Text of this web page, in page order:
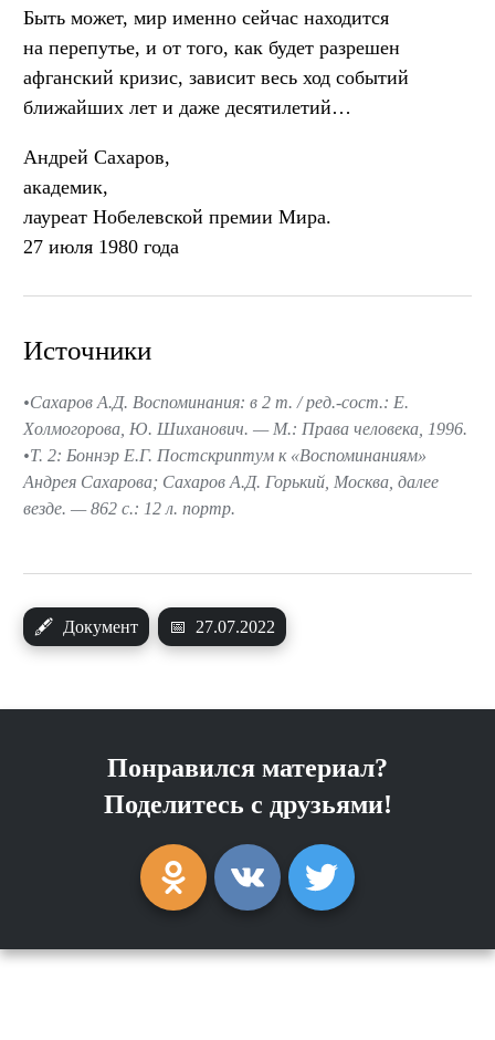
Быть может, мир именно сейчас находится
на перепутье, и от того, как будет разрешен
афганский кризис, зависит весь ход событий
ближайших лет и даже десятилетий…
Андрей Сахаров,
академик,
лауреат Нобелевской премии Мира.
27 июля 1980 года
🖋 Документ 📅 27.07.2022
Источники
Сахаров А.Д. Воспоминания: в 2 т. / ред.-сост.: Е.
Холмогорова, Ю. Шиханович. — М.: Права человека, 1996.
Т. 2: Боннэр Е.Г. Постскриптум к «Воспоминаниям»
Андрея Сахарова; Сахаров А.Д. Горький, Москва, далее
везде. — 862 с.: 12 л. портр.
Понравился материал?
Поделитесь с друзьями!